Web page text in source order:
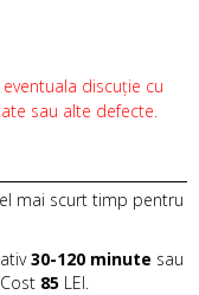
discuție cu
sau alte defecte.
mai scurt timp pentru
30-120 minute sau
85 LEI.